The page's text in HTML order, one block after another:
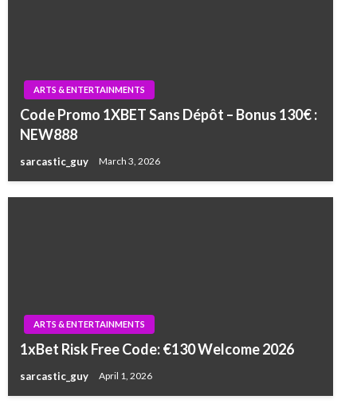
ARTS & ENTERTAINMENTS
Code Promo 1XBET Sans Dépôt – Bonus 130€ :
NEW888
sarcastic_guy March 3, 2026
ARTS & ENTERTAINMENTS
1xBet Risk Free Code: €130 Welcome 2026
sarcastic_guy April 1, 2026